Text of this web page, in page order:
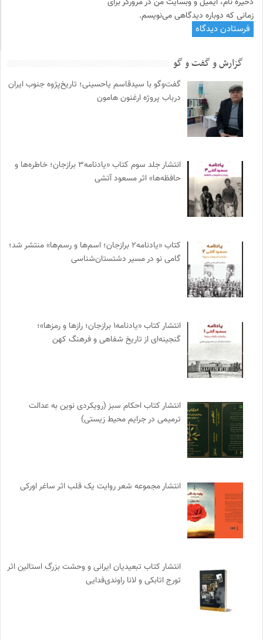
ذخیره نام، ایمیل و وبسایت من در مرورگر برای
زمانی که دوباره دیدگاهی می‌نویسم.
گزارش و گفت و گو
گفت‌وگو با سیدقاسم یاحسینی؛ تاریخ‌پژوه جنوب ایران
درباب پروژه ارغنون هامون
انتشار جلد سوم کتاب «یادنامه۳ برازجان؛ خاطره‌ها و
حافظه‌ها» اثر مسعود آتشی
کتاب «یادنامه۲ برازجان؛ اسم‌ها و رسم‌ها» منتشر شد؛
گامی نو در مسیر دشتستان‌شناسی
انتشار کتاب «یادنامه۱ برازجان؛ رازها و رمزها»؛
گنجینه‌ای از تاریخ شفاهی و فرهنگ کهن
انتشار کتاب احکام سبز (رویکردی نوین به عدالت
ترمیمی در جرایم محیط‌ زیستی)
انتشار مجموعه شعر روایت یک قلب اثر ساغر اورکی
انتشار کتاب تبعیدیان ایرانی و وحشت بزرگ استالین اثر
تورج اتابکی و لانا راوندی‌فدایی